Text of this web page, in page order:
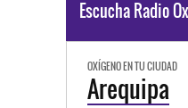
Escucha Radio
OXÍGENO EN TU CIUDAD
Arequipa